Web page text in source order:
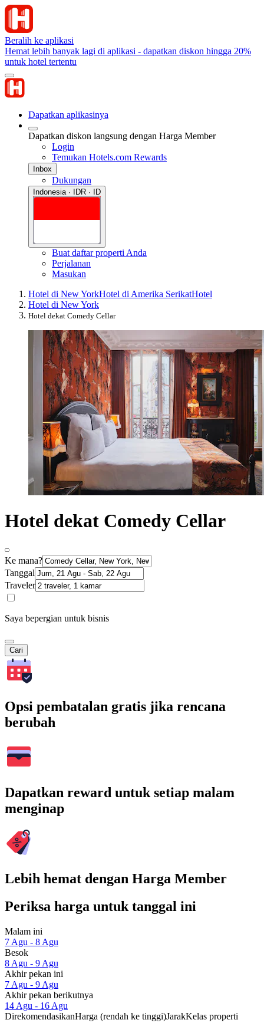
Beralih ke aplikasi
Hemat lebih banyak lagi di aplikasi - dapatkan diskon hingga 20%
untuk hotel tertentu
Dapatkan aplikasinya
Dapatkan diskon langsung dengan Harga Member
Login
Temukan Hotels.com Rewards
Inbox
Dukungan
Indonesia · IDR · ID
Buat daftar properti Anda
Perjalanan
Masukan
Hotel di New YorkHotel di Amerika SerikatHotel
Hotel di New York
Hotel dekat Comedy Cellar
Hotel dekat Comedy Cellar
Ke mana?
Tanggal
Traveler
Saya bepergian untuk bisnis
Cari
Opsi pembatalan gratis jika rencana
berubah
Dapatkan reward untuk setiap malam
menginap
Lebih hemat dengan Harga Member
Periksa harga untuk tanggal ini
Malam ini
7 Agu - 8 Agu
Besok
8 Agu - 9 Agu
Akhir pekan ini
7 Agu - 9 Agu
Akhir pekan berikutnya
14 Agu - 16 Agu
DirekomendasikanHarga (rendah ke tinggi)JarakKelas properti